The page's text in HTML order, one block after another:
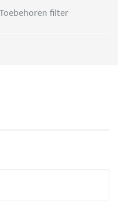
Toebehoren filter